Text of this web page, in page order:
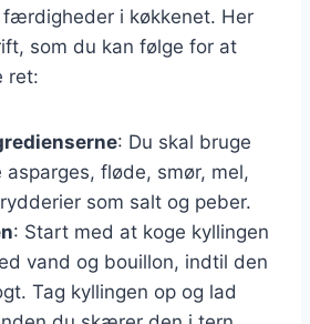
færdigheder i køkkenet. Her
som du kan følge for at
ret:
: Du skal bruge
asparges, fløde, smør, mel,
som salt og peber.
: Start med at koge kyllingen
vand og bouillon, indtil den
Tag kyllingen op og lad